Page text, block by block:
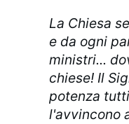
La Chiesa
e da ogni
ministri...
chiese! Il
potenza
l'avvincono